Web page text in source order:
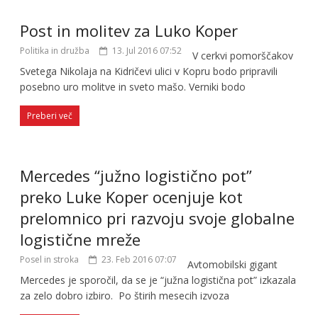
Post in molitev za Luko Koper
Politika in družba 13. Jul 2016 07:52
V cerkvi pomorščakov
Svetega Nikolaja na Kidričevi ulici v Kopru bodo pripravili
posebno uro molitve in sveto mašo. Verniki bodo
Preberi več
Mercedes “južno logistično pot”
preko Luke Koper ocenjuje kot
prelomnico pri razvoju svoje globalne
logistične mreže
Posel in stroka 23. Feb 2016 07:07
Avtomobilski gigant
Mercedes je sporočil, da se je “južna logistična pot” izkazala
za zelo dobro izbiro. Po štirih mesecih izvoza